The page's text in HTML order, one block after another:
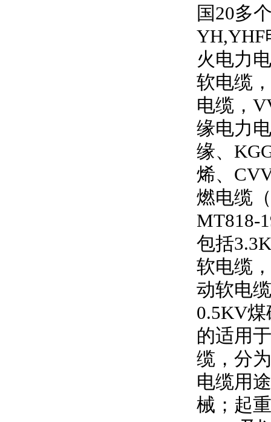
国20多
YH,YHF
火电力
软电缆，
电缆，
缘电力
缘、
烯、
燃电缆
MT818-
包括
软电缆，
动软电
0.5KV煤
的适用
缆，分
电缆用
械；起